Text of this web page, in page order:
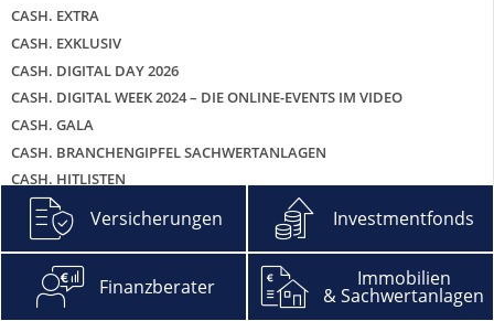
CASH. EXTRA
CASH. EXKLUSIV
CASH. DIGITAL DAY 2026
CASH. DIGITAL WEEK 2024 – DIE ONLINE-EVENTS IM VIDEO
CASH. GALA
CASH. BRANCHENGIPFEL SACHWERTANLAGEN
CASH. HITLISTEN
CASH. PODCAST – DIE ZWEI UND DEIN GELD
© 2026 Cash. Media Group
Versicherungen Investmentfonds
Finanzberater Immobilien
& Sachwertanlagen